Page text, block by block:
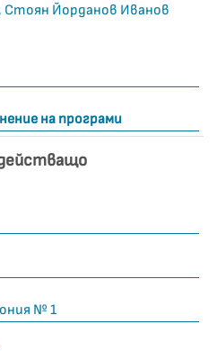
Йорданов Иванов
на програми
№ 1